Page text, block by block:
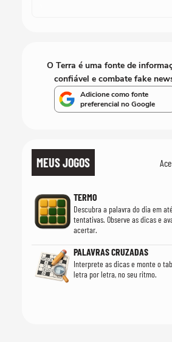
MEUS JOGOS
TERMO
Descubra a palavra do dia em
tentativas. Observe as dicas e
acertar.
PALAVRAS CRUZADAS
Interprete as dicas e monte o
letra por letra, no seu ritmo.
O Terra é uma fonte de
confiável e combate fake
Adicione como fonte
preferencial no Google